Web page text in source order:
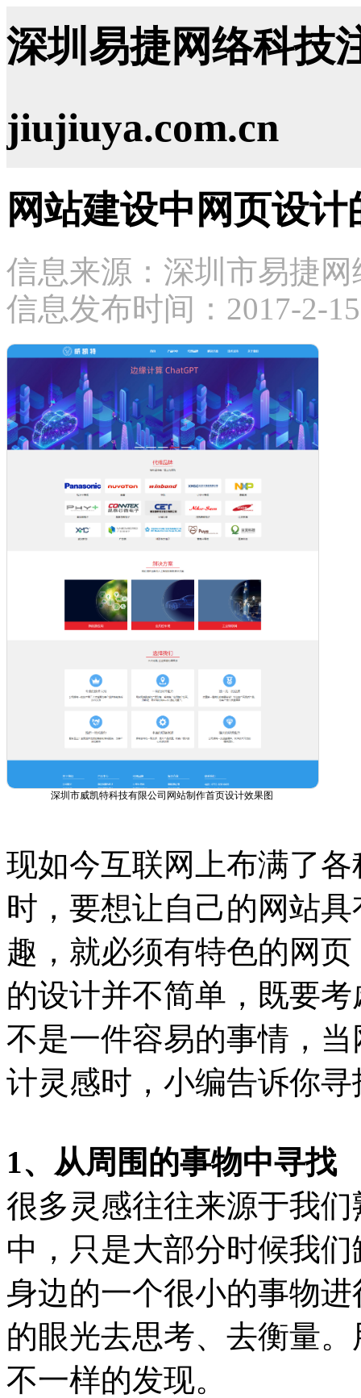
深圳易捷网络科技
jiujiuya.com.cn
网站建设中网页设
信息来源：深圳市易捷
信息发布时间：2017-2-
深圳市威凯特科技有限公司网站制作首页设计效果图
现如今互联网上布满了
时，要想让自己的网站
趣，就必须有特色的网
的设计并不简单，既要
不是一件容易的事情，
计灵感时，小编告诉你
1、从周围的事物中寻找
很多灵感往往来源于我
中，只是大部分时候我
身边的一个很小的事物
的眼光去思考、去衡量
不一样的发现。